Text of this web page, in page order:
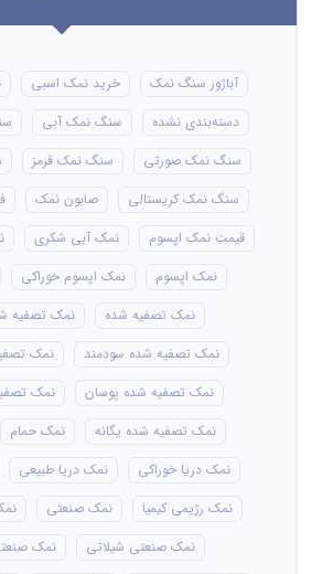
آباژور سنگ نمک خرید نمک اسبی
دسته‌بندی نشده
سنگ نمک آبی
سنگ نمک صورتی
سنگ نمک قرمز
سنگ نمک کریستالی
صابون نمک
قیمت نمک اپسوم
نمک آبی شکری
نمک اپسوم
نمک اپسوم خوراکی
نمک تصفیه شده
نمک تصفیه
نمک تصفیه شده سودمند
نمک
نمک تصفیه شده پوسان
نمک
نمک تصفیه شده یگانه
نمک حمام
نمک دریا خوراکی
نمک دریا طبیعی
نمک رژیمی کیمیا
نمک صنعتی
نمک صنعتی شیلاتی
نمک